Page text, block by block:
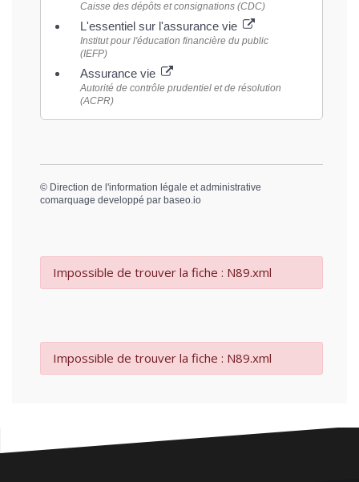
Caisse des dépôts et consignations (CDC)
L'essentiel sur l'assurance vie
Institut pour l'éducation financière du public
(IEFP)
Assurance vie
Autorité de contrôle prudentiel et de résolution
(ACPR)
© Direction de l'information légale et administrative
comarquage developpé par baseo.io
Impossible de trouver la fiche : N89.xml
Impossible de trouver la fiche : N89.xml